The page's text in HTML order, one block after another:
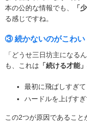
本の公的な情報でも、
「
る感じですね。
③ 続かないのがこわい
「どうせ三日坊主になる
も、これは 「続ける才能」
最初に飛ばしすぎ
ハードルを上げす
この2つが原因であること